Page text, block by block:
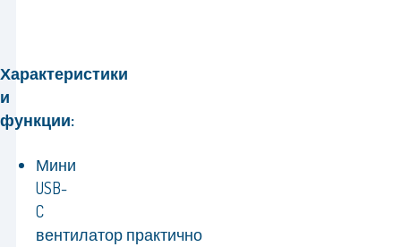
Характеристики
и
функции:
Мини
USB-
C
вентилатор практично